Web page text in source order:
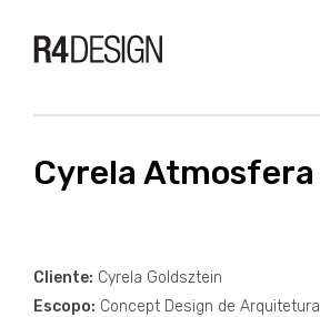
[new_loader]
Cyrela Atmosfera
Cliente: Cyrela Goldsztein
Escopo: Concept Design de Arquitetura